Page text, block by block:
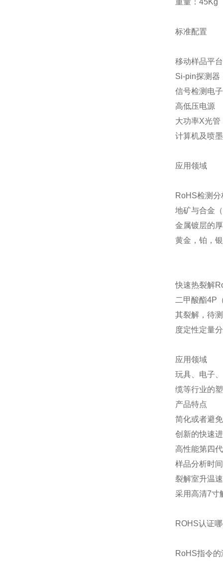
重量：45Kg
标准配置
移动样品平台
Si-pin探测器
信号检测电
高低压电源
大功率X光管
计算机及喷
应用领域
RoHS检测分
地矿与合金
金属镀层的
黄金，铂，
快速热裂解
二甲酸酯4P
其裂解，待
度定性定量
应用领域
玩具、电子
缆等行业的
产品特点
简化或者避
创新的快速
高性能第四
样品分析时
裂解室升温
采用高清7寸
ROHS认证
RoHS指令